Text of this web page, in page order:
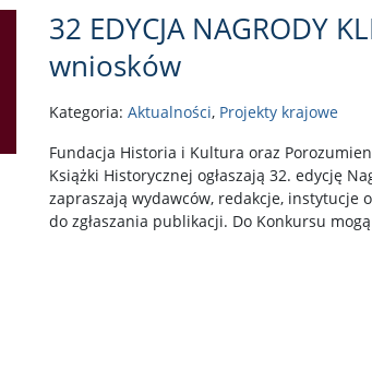
32 EDYCJA NAGRODY
wniosków
Kategoria: Aktualności, Projekty krajowe
Fundacja Historia i Kultura oraz
Książki Historycznej ogłaszają 32. edycję
zapraszają wydawców, redakcje, instytucje
do zgłaszania publikacji. Do Konkursu